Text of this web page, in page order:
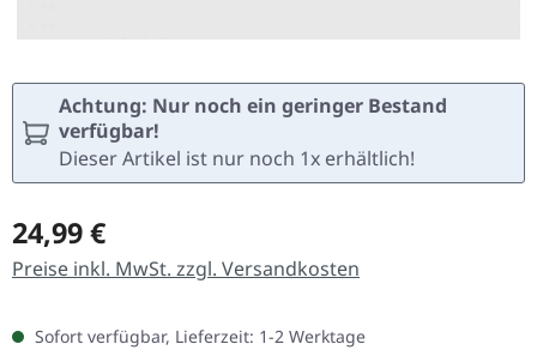
Achtung: Nur noch ein geringer Bestand
verfügbar!
Dieser Artikel ist nur noch 1x erhältlich!
Regulärer Preis:
24,99 €
Preise inkl. MwSt. zzgl. Versandkosten
Sofort verfügbar, Lieferzeit: 1-2 Werktage